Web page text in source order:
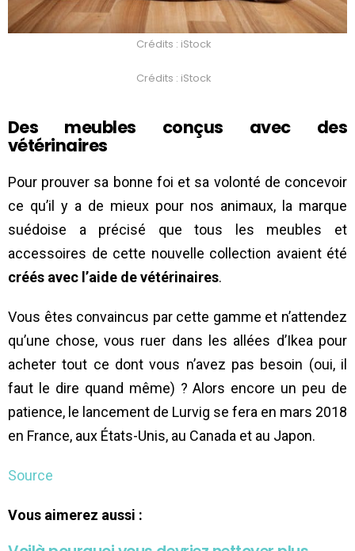
Crédits : iStock
Crédits : iStock
Des meubles conçus avec des
vétérinaires
Pour prouver sa bonne foi et sa volonté de concevoir
ce qu’il y a de mieux pour nos animaux, la marque
suédoise a précisé que tous les meubles et
accessoires de cette nouvelle collection avaient été
créés avec l’aide de vétérinaires.
Vous êtes convaincus par cette gamme et n’attendez
qu’une chose, vous ruer dans les allées d’Ikea pour
acheter tout ce dont vous n’avez pas besoin (oui, il
faut le dire quand même) ? Alors encore un peu de
patience, le lancement de Lurvig se fera en mars 2018
en France, aux États-Unis, au Canada et au Japon.
Source
Vous aimerez aussi :